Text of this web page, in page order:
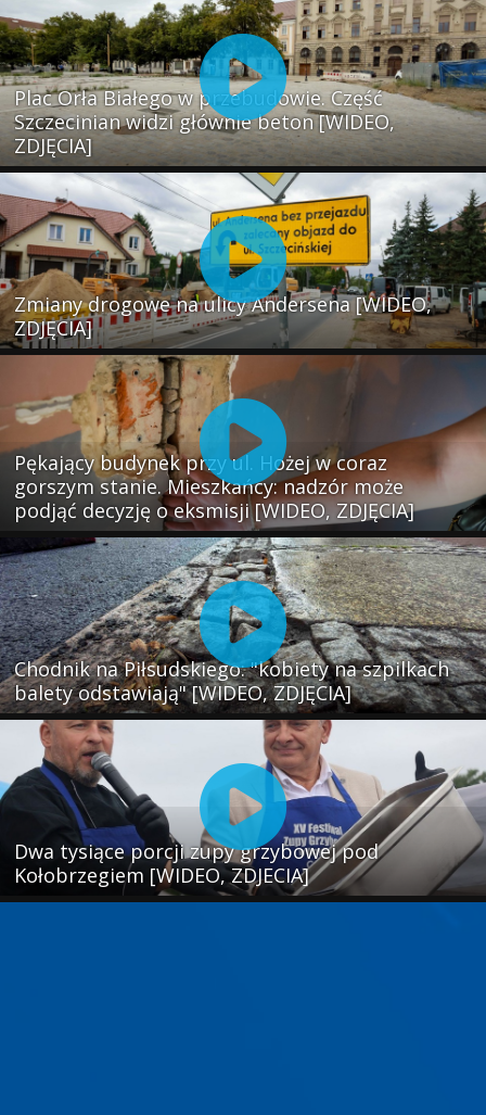
Plac Orła Białego w przebudowie. Część
Szczecinian widzi głównie beton [WIDEO,
ZDJĘCIA]
Zmiany drogowe na ulicy Andersena [WIDEO,
ZDJĘCIA]
Pękający budynek przy ul. Hożej w coraz
gorszym stanie. Mieszkańcy: nadzór może
podjąć decyzję o eksmisji [WIDEO, ZDJĘCIA]
Chodnik na Piłsudskiego: "kobiety na szpilkach
balety odstawiają" [WIDEO, ZDJĘCIA]
Dwa tysiące porcji zupy grzybowej pod
Kołobrzegiem [WIDEO, ZDJECIA]